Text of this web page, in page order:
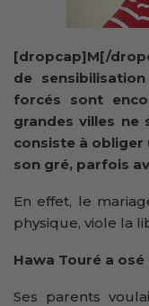
[dropcap]M[/
de
forcés sont
grandes villes ne
consiste à obliger
son gré, parfois
En effet, le
physique, viole la
Hawa Touré a osé
Ses parents